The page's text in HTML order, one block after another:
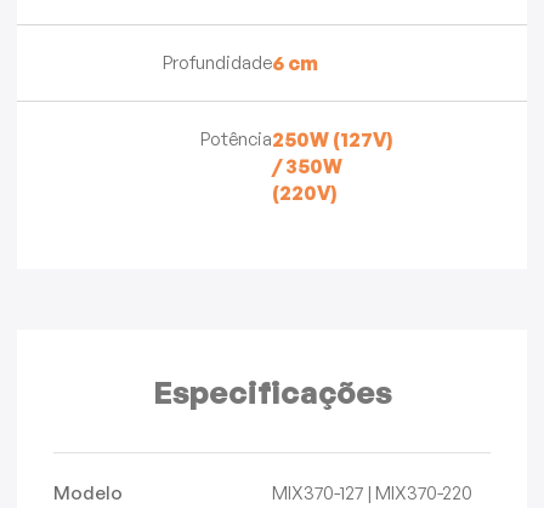
6 cm
Profundidade
250W (127V)
/ 350W
(220V)
Potência
Especificações
Modelo MIX370-127 | MIX370-220